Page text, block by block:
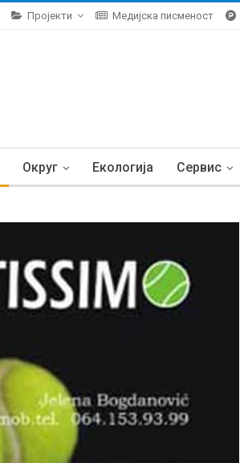
Пројекти Медијска писменост
Округ Екологија Сервис